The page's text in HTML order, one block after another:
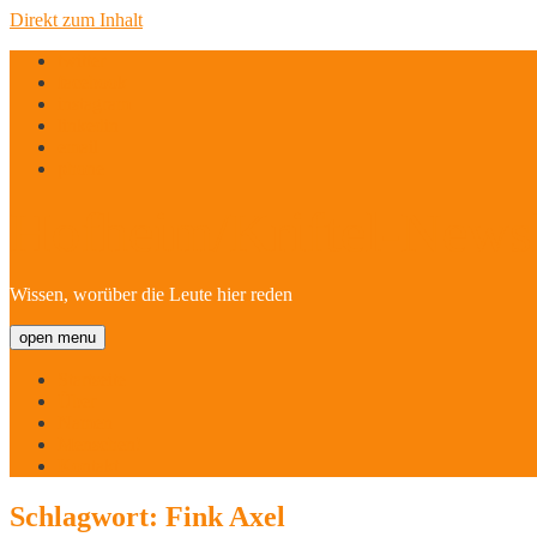
Direkt zum Inhalt
Wissen, worüber die Leute hier reden
open menu
Schlagwort: Fink Axel